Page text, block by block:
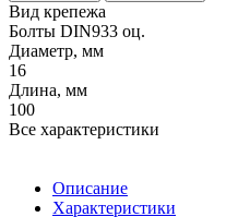
Вид крепежа
Болты DIN933 оц.
Диаметр, мм
16
Длина, мм
100
Все характеристики
Описание
Характеристики